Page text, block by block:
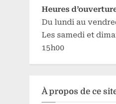
Heures
Du lundi au
Les samedi et
15h00
À propos de ce